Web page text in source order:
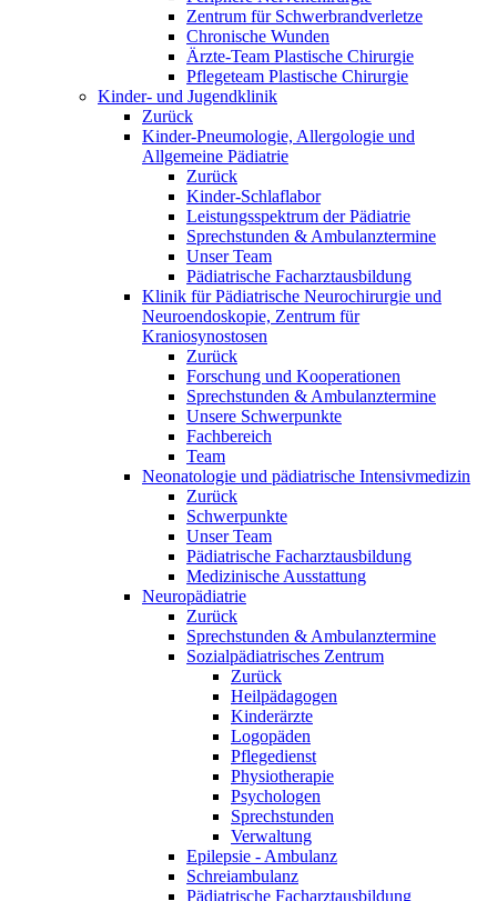
Zentrum für Schwerbrandverletze
Chronische Wunden
Ärzte-Team Plastische Chirurgie
Pflegeteam Plastische Chirurgie
Kinder- und Jugendklinik
Zurück
Kinder-Pneumologie, Allergologie und
Allgemeine Pädiatrie
Zurück
Kinder-Schlaflabor
Leistungsspektrum der Pädiatrie
Sprechstunden & Ambulanztermine
Unser Team
Pädiatrische Facharztausbildung
Klinik für Pädiatrische Neurochirurgie und
Neuroendoskopie, Zentrum für
Kraniosynostosen
Zurück
Forschung und Kooperationen
Sprechstunden & Ambulanztermine
Unsere Schwerpunkte
Fachbereich
Team
Neonatologie und pädiatrische Intensivmedizin
Zurück
Schwerpunkte
Unser Team
Pädiatrische Facharztausbildung
Medizinische Ausstattung
Neuropädiatrie
Zurück
Sprechstunden & Ambulanztermine
Sozialpädiatrisches Zentrum
Zurück
Heilpädagogen
Kinderärzte
Logopäden
Pflegedienst
Physiotherapie
Psychologen
Sprechstunden
Verwaltung
Epilepsie - Ambulanz
Schreiambulanz
Pädiatrische Facharztausbildung